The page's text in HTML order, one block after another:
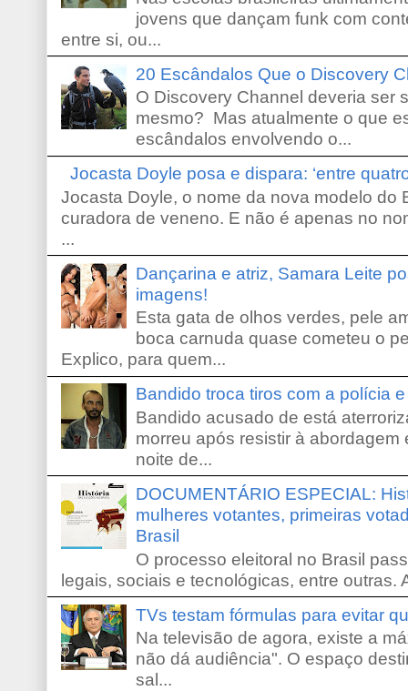
jovens que dançam funk com
entre si, ou...
20 Escândalos Que o Discovery
O Discovery Channel deveria ser
mesmo? Mas atualmente o que
escândalos envolvendo o...
Jocasta Doyle posa e dispara: ‘entre
Jocasta Doyle, o nome da nova modelo do
curadora de veneno. E não é apenas no
...
Dançarina e atriz, Samara Leite
imagens!
Esta gata de olhos verdes, pele
boca carnuda quase cometeu o
Explico, para quem...
Bandido troca tiros com a polícia
Bandido acusado de está
morreu após resistir à
noite de...
DOCUMENTÁRIO ESPECIAL:
mulheres votantes, primeiras
Brasil
O processo eleitoral no Brasil
legais, sociais e tecnológicas, entre outras.
TVs testam fórmulas para evitar
Na televisão de agora, existe a
não dá audiência". O espaço
sal...